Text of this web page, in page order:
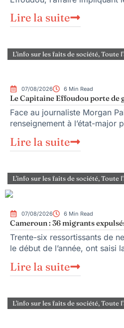
Lire la suite
L'info sur les faits de société,Toute
07/08/2026 6 Min Read
Le Capitaine Effoudou porte de
Face au journaliste Morgan
renseignement à l’état-major
Lire la suite
L'info sur les faits de société,Toute
07/08/2026 6 Min Read
Cameroun : 36 migrants
Trente-six ressortissants de
le début de l’année, ont saisi
Lire la suite
L'info sur les faits de société,Toute